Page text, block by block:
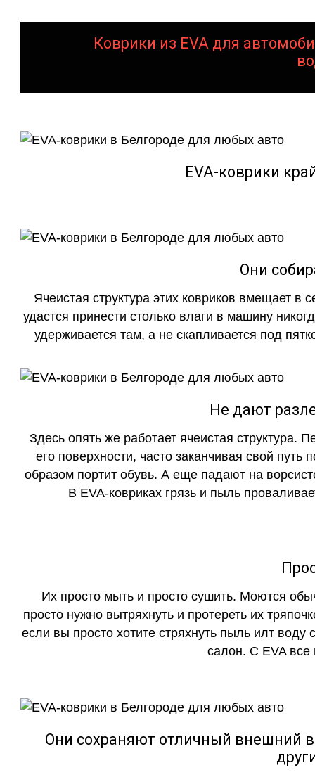
Коврики из EVA для
EVA-коврики
Они
Ячеистая структура этих ковриков вмещает в
удастся принести столько влаги в машину
удерживается там, а не скапливается под
Не дают
Здесь опять же работает ячеистая структура.
его поверхности, часто заканчивая свой
образом портит обувь. А еще падают на
В EVA-ковриках грязь и пыль
Их просто мыть и просто сушить. Моются
просто нужно вытряхнуть и протереть их
если вы просто хотите стряхнуть пыль илт воду
салон. С EVA все
Они сохраняют отличный внешний